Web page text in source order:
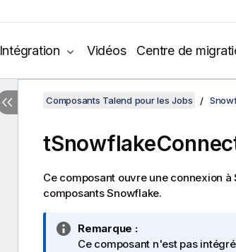
Intégration Vidéos Centre de
Composants Talend pour les Jobs
Ce composant ouvre une connexion
composants Snowflake.
N
o
Remarque :
Ce composant n'est pas